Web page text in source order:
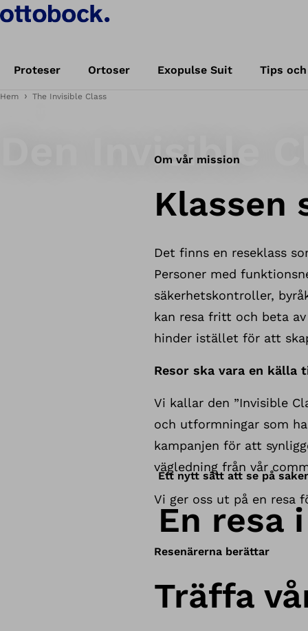
Proteser Ortoser Exopulse Suit Tips
Hem The Invisible Class
Den Invisible
Om vår mission
Klassen
Det finns en reseklass
Personer med
säkerhetskontroller,
kan resa fritt och beta
hinder istället för att
Resor ska vara en
Vi kallar den ”Invisible
och utformningar som
kampanjen för att
vägledning från vår
Vi ger oss ut på en resa
Ett nytt sätt att se på
En resa
Resenärerna berättar
Träffa